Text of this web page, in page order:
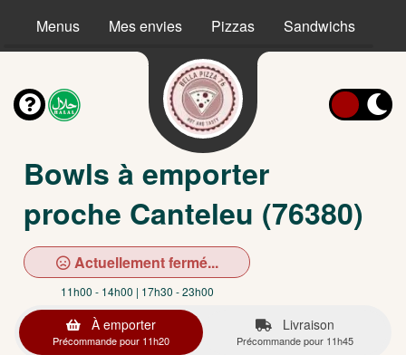
Menus Mes envies Pizzas Sandwichs
Bowls à emporter
proche Canteleu (76380)
Actuellement fermé...
11h00 - 14h00 | 17h30 - 23h00
À emporter
Précommande pour 11h20
Livraison
Précommande pour 11h45